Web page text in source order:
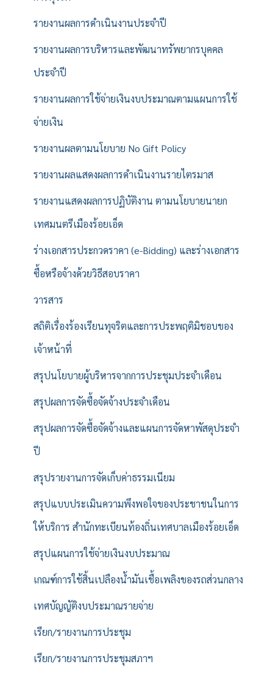
รายงานผลการดำเนินงานประจำปี
รายงานผลการบริหารและพัฒนาทรัพยากรบุคคล
ประจำปี
รายงานผลการใช้จ่ายเงินงบประมาณตามแผนการใช้
จ่ายเงิน
รายงานผลตามนโยบาย No Gift Policy
รายงานผลแสดงผลการดำเนินงานรายไตรมาส
รายงานแสดงผลการปฏิบัติงาน ตามนโยบายนายก
เทศมนตรีเมืองร้อยเอ็ด
ร่างเอกสารประกวดราคา (e-Bidding) และร่างเอกสาร
ซื้อหรือจ้างด้วยวิธีสอบราคา
วารสาร
สถิติเรื่องร้องเรียนทุจริตและการประพฤติมิชอบของ
เจ้าหน้าที่
สรุปนโยบายผู้บริหารจากการประชุมประจำเดือน
สรุปผลการจัดซื้อจัดจ้างประจำเดือน
สรุปผลการจัดซื้อจัดจ้างและแผนการจัดหาพัสดุประจำ
ปี
สรุปรายงานการจัดเก็บค่าธรรมเนียม
สรุปแบบประเมินความพึงพอใจของประชาชนในการ
ให้บริการ สำนักทะเบียนท้องถิ่นเทศบาลเมืองร้อยเอ็ด
สรุปแผนการใช้จ่ายเงินงบประมาณ
เกณฑ์การใช้สิ้นเปลืองน้ำมันเชื้อเพลิงของรถส่วนกลาง
เทศบัญญัติงบประมาณรายจ่าย
เรียก/รายงานการประชุม
เรียก/รายงานการประชุมสภาฯ